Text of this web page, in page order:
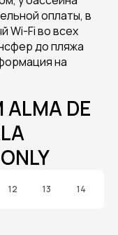
оплаты, в
Wi-Fi во всех
до пляжа
на
DE
12 13 14